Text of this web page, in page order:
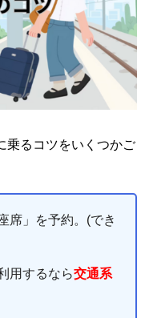
乗るコツをいくつかご
席」を予約。(でき
用するなら交通系